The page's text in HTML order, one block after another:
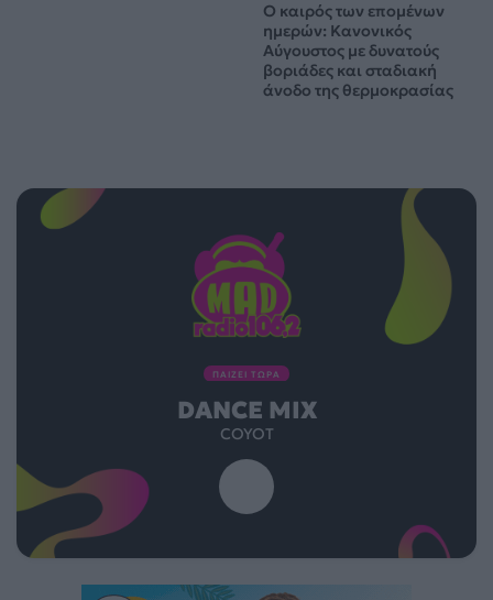
Ο καιρός των επομένων
ημερών: Κανονικός
Αύγουστος με δυνατούς
βοριάδες και σταδιακή
άνοδο της θερμοκρασίας
ΠΑΙΖΕΙ ΤΩΡΑ
DANCE MIX
COYOT